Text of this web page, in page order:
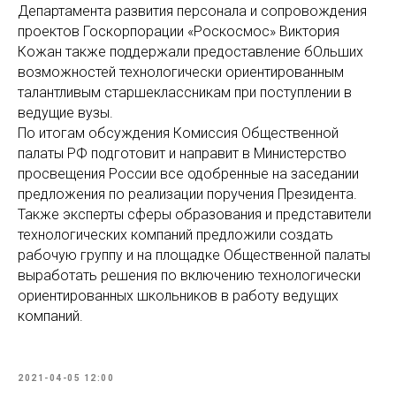
Департамента развития персонала и сопровождения
проектов Госкорпорации «Роскосмос» Виктория
Кожан также поддержали предоставление бОльших
возможностей технологически ориентированным
талантливым старшеклассникам при поступлении в
ведущие вузы.
По итогам обсуждения Комиссия Общественной
палаты РФ подготовит и направит в Министерство
просвещения России все одобренные на заседании
предложения по реализации поручения Президента.
Также эксперты сферы образования и представители
технологических компаний предложили создать
рабочую группу и на площадке Общественной палаты
выработать решения по включению технологически
ориентированных школьников в работу ведущих
компаний.
2021-04-05 12:00